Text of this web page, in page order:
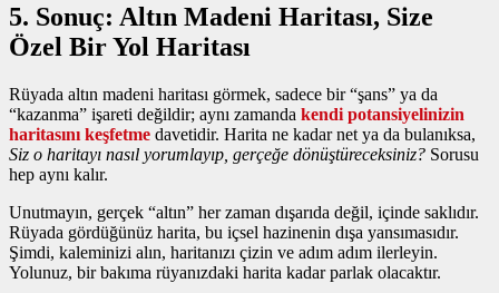
5. Sonuç: Altın Madeni Haritası, Size
Özel Bir Yol Haritası
Rüyada altın madeni haritası görmek, sadece bir “şans” ya da
“kazanma” işareti değildir; aynı zamanda kendi potansiyelinizin
haritasını keşfetme davetidir. Harita ne kadar net ya da bulanıksa,
Siz o haritayı nasıl yorumlayıp, gerçeğe dönüştüreceksiniz? Sorusu
hep aynı kalır.
Unutmayın, gerçek “altın” her zaman dışarıda değil, içinde saklıdır.
Rüyada gördüğünüz harita, bu içsel hazinenin dışa yansımasıdır.
Şimdi, kaleminizi alın, haritanızı çizin ve adım adım ilerleyin.
Yolunuz, bir bakıma rüyanızdaki harita kadar parlak olacaktır.